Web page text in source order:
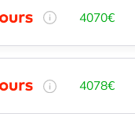
4070€
4078€